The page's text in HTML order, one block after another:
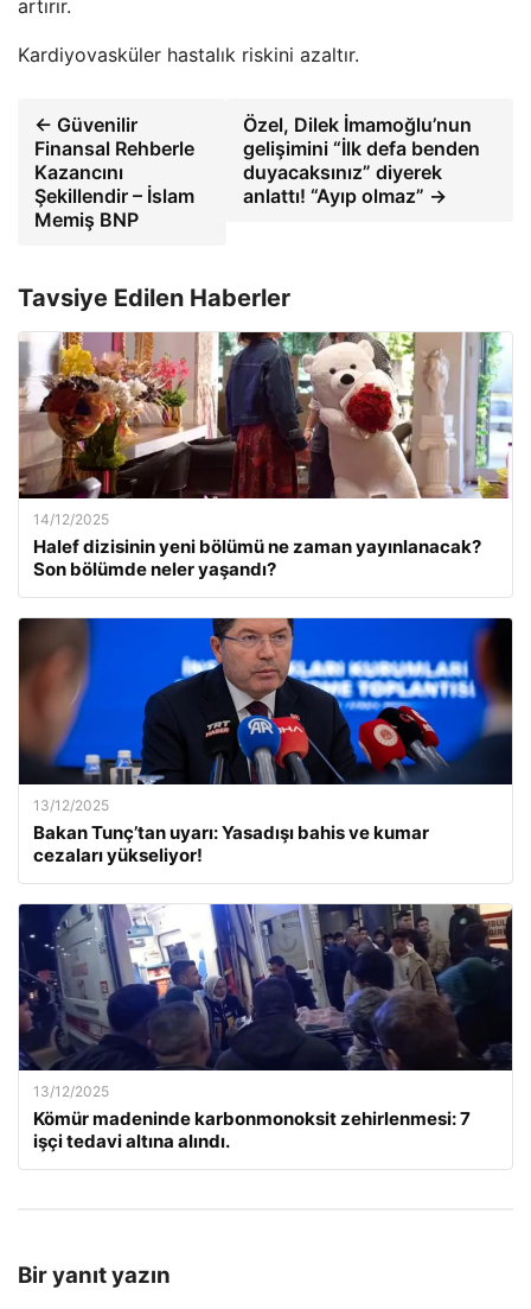
artırır.
Kardiyovasküler hastalık riskini azaltır.
← Güvenilir
Finansal Rehberle
Kazancını
Şekillendir – İslam
Memiş BNP
Özel, Dilek İmamoğlu’nun
gelişimini “İlk defa benden
duyacaksınız” diyerek
anlattı! “Ayıp olmaz” →
Tavsiye Edilen Haberler
14/12/2025
Halef dizisinin yeni bölümü ne zaman yayınlanacak?
Son bölümde neler yaşandı?
13/12/2025
Bakan Tunç’tan uyarı: Yasadışı bahis ve kumar
cezaları yükseliyor!
13/12/2025
Kömür madeninde karbonmonoksit zehirlenmesi: 7
işçi tedavi altına alındı.
Bir yanıt yazın